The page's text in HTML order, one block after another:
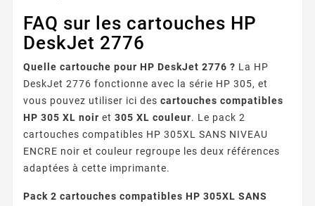
FAQ sur les cartouches HP
DeskJet 2776
Quelle cartouche pour HP DeskJet 2776 ? La HP
DeskJet 2776 fonctionne avec la série HP 305, et
vous pouvez utiliser ici des cartouches compatibles
HP 305 XL noir et 305 XL couleur. Le pack 2
cartouches compatibles HP 305XL SANS NIVEAU
ENCRE noir et couleur regroupe les deux références
adaptées à cette imprimante.
Pack 2 cartouches compatibles HP 305XL SANS